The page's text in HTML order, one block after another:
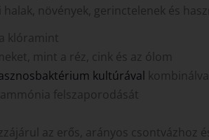
növények, gerinctelenek és
klóramint
mint a réz, cink és az ólom
kultúrával
felszaporodását
az erős, arányos csontvázhoz